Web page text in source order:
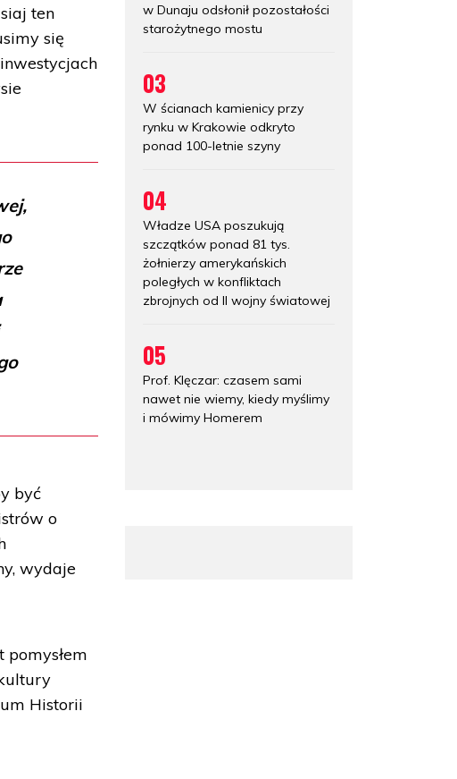
ten
się
być
o
wydaje
Historii
w Dunaju odsłonił pozostałości
starożytnego mostu
03
W ścianach kamienicy przy
rynku w Krakowie odkryto
ponad 100-letnie szyny
04
Władze USA poszukują
szczątków ponad 81 tys.
żołnierzy amerykańskich
poległych w konfliktach
zbrojnych od II wojny światowej
05
Prof. Klęczar: czasem sami
nawet nie wiemy, kiedy myślimy
i mówimy Homerem